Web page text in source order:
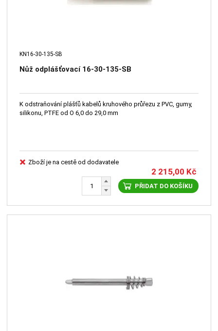
KN16-30-135-SB
Nůž odplášťovací 16-30-135-SB
K odstraňování plášťů kabelů kruhového průřezu z PVC, gumy,
silikonu, PTFE od O 6,0 do 29,0 mm
Zboží je na cestě od dodavatele
2 215,00 Kč
PŘIDAT DO KOŠÍKU